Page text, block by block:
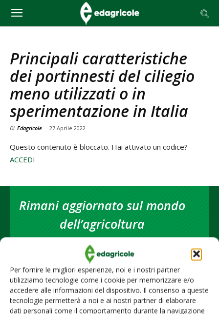
Per fornire le migliori esperienze, noi e i nostri partner
utilizziamo tecnologie come i cookie per memorizzare e/o
accedere alle informazioni del dispositivo. Il consenso a queste
tecnologie permetterà a noi e ai nostri partner di elaborare
dati personali come il comportamento durante la navigazione
Principali caratteristiche
dei portinnesti del ciliegio
meno utilizzati o in
sperimentazione in Italia
Di Edagricole - 27 Aprile 2022
Questo contenuto è bloccato. Hai attivato un codice?
ACCEDI
Rimani aggiornato sul mondo
dell’agricoltura
Iscriviti alle nostre newsletter